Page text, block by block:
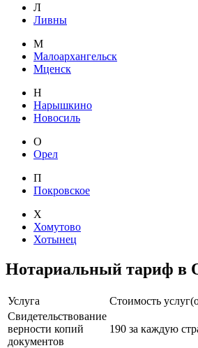
Л
Ливны
М
Малоархангельск
Мценск
Н
Нарышкино
Новосиль
О
Орел
П
Покровское
Х
Хомутово
Хотынец
Нотариальный тариф в
Услуга Стоимость
Свидетельствование
верности копий
документов
190 за каждую